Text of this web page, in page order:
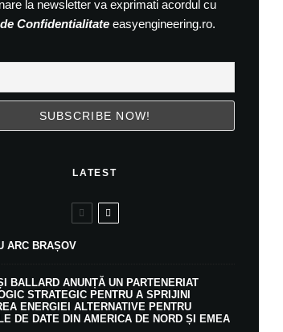
la newsletter va exprimati acordul cu
Confidentialitate easyengineering.ro.
LATEST
ARC BRAȘOV
BALLARD ANUNȚĂ UN PARTENERIAT
STRATEGIC PENTRU A SPRIJINI
ENERGIEI ALTERNATIVE PENTRU
DE DATE DIN AMERICA DE NORD ȘI EMEA